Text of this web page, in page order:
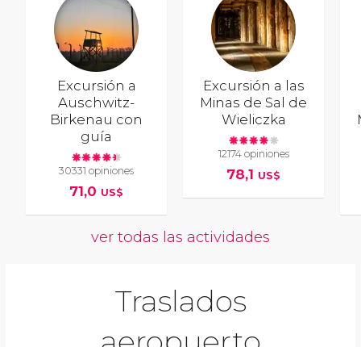
Excursión a
Auschwitz-
Birkenau con
guía
30331 opiniones
71,0 US$
Excursión a las
Minas de Sal de
Wieliczka
12174 opiniones
78,1 US$
ver todas las actividades
Traslados